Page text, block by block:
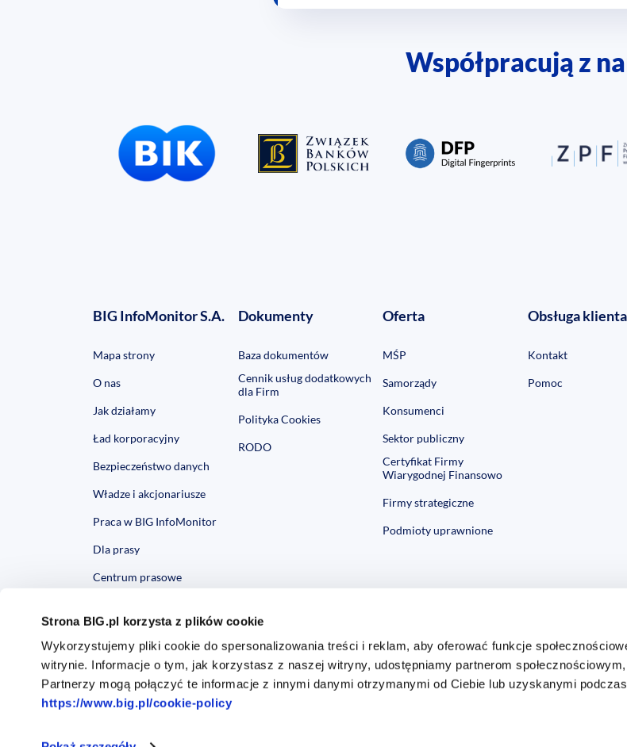
Strona BIG.pl korzysta z plików cookie
Wykorzystujemy pliki cookie do spersonalizowania treści i reklam, aby oferować funkcje
witrynie. Informacje o tym, jak korzystasz z naszej witryny, udostępniamy partnerom
Partnerzy mogą połączyć te informacje z innymi danymi otrzymanymi od Ciebie lub uzyskanymi
https://www.big.pl/cookie-policy
Współpracują z
BIG InfoMonitor S.A.
Mapa strony
O nas
Jak działamy
Ład korporacyjny
Bezpieczeństwo danych
Władze i akcjonariusze
Praca w BIG InfoMonitor
Dla prasy
Centrum prasowe
Dokumenty
Baza dokumentów
Cennik usług dodatkowych
dla Firm
Polityka Cookies
RODO
Oferta
MŚP
Samorządy
Konsumenci
Sektor publiczny
Certyfikat Firmy
Wiarygodnej Finansowo
Firmy strategiczne
Podmioty uprawnione
Obsługa klienta
Kontakt
Pomoc
Biuro Informacji Gospodarczej InfoMonitor S.A.,
ul. Zygmunta Modzelewskiego 77a, 02-679 Warszawa. Numer KRS: